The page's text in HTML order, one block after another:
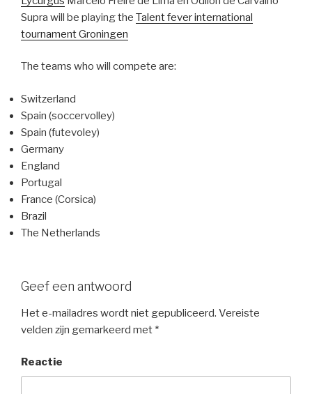
Supra will be playing the Talent fever international
tournament Groningen
The teams who will compete are:
Switzerland
Spain (soccervolley)
Spain (futevoley)
Germany
England
Portugal
France (Corsica)
Brazil
The Netherlands
Geef een antwoord
Het e-mailadres wordt niet gepubliceerd. Vereiste
velden zijn gemarkeerd met *
Reactie